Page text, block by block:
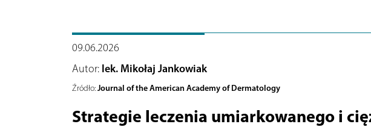
09.06.2026
Autor: lek. Mikołaj Jankowiak
Źródło: Journal of the American Academy of Dermatology
Strategie leczenia umiarkowanego i